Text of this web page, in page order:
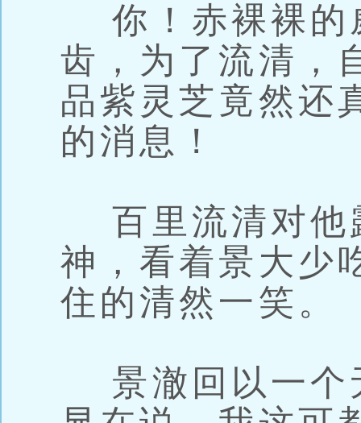
你！赤裸裸的
齿，为了流清，
品紫灵芝竟然还
的消息！
百里流清对他
神，看着景大少
住的清然一笑。
景澈回以一个